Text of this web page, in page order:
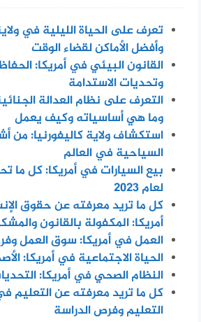
تعرف على الحياة الليلية في
وأفضل الأماكن لقضاء الوقت
القانون البيئي في أمريكا:
وتحديات الاستدامة
التعرف على نظام العدالة
وما هي أساسياته وكيف يعمل
استكشاف ولاية كاليفورنيا: من
السياحية في العالم
بيع السيارات في أمريكا: كل ما
لعام 2023
كل ما تريد معرفته عن حقوق
أمريكا: المكفولة بالقانون
العمل في أمريكا: سوق العمل
الحياة الاجتماعية في أمريكا:
النظام الصحي في أمريكا:
كل ما تريد معرفته عن التعليم
التعليم وفرص الدراسة